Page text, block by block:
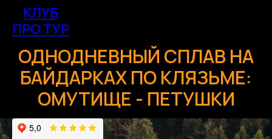
КЛУБ
ПРО ТУР
ОДНОДНЕВНЫЙ СПЛАВ НА
БАЙДАРКАХ ПО КЛЯЗЬМЕ:
ОМУТИЩЕ - ПЕТУШКИ